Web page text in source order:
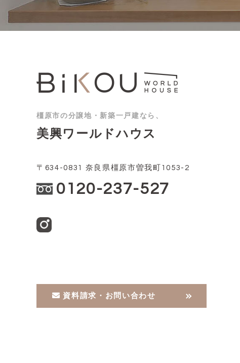
橿原市の分譲地・新築一戸建なら、
美興ワールドハウス
〒634-0831 奈良県橿原市曽我町1053-2
0120-237-527
資料請求・お問い合わせ